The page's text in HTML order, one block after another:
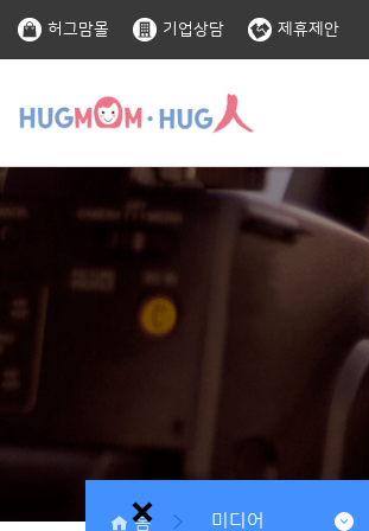
허그맘몰 기업상담 제휴제안
홈 미디어